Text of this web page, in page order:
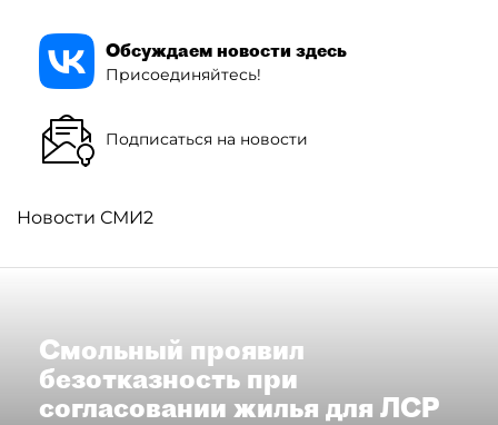
Обсуждаем новости здесь
Присоединяйтесь!
Подписаться на новости
Новости СМИ2
Смольный проявил
безотказность при
согласовании жилья для ЛСР